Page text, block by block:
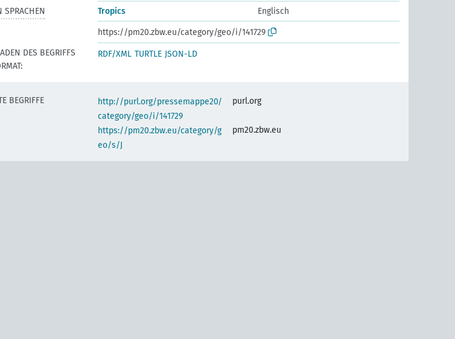
SPRACHEN
Tropics
Englisch
https://pm20.zbw.eu/category/geo/i/141729
DES BEGRIFFS
RDF/XML TURTLE JSON-LD
BEGRIFFE
http://purl.org/pressemappe20/
category/geo/i/141729
purl.org
https://pm20.zbw.eu/category/g
eo/s/J
pm20.zbw.eu